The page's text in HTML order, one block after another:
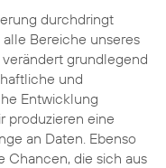
durchdringt
Bereiche unseres
grundlegend
und
Entwicklung
produzieren eine
an Daten. Ebenso
Chancen, die sich aus